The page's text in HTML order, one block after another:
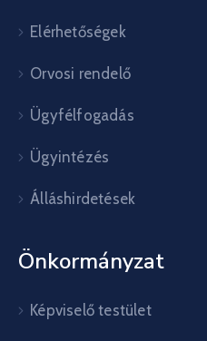
Elérhetőségek
Orvosi rendelő
Ügyfélfogadás
Ügyintézés
Álláshirdetések
Önkormányzat
Képviselő testület